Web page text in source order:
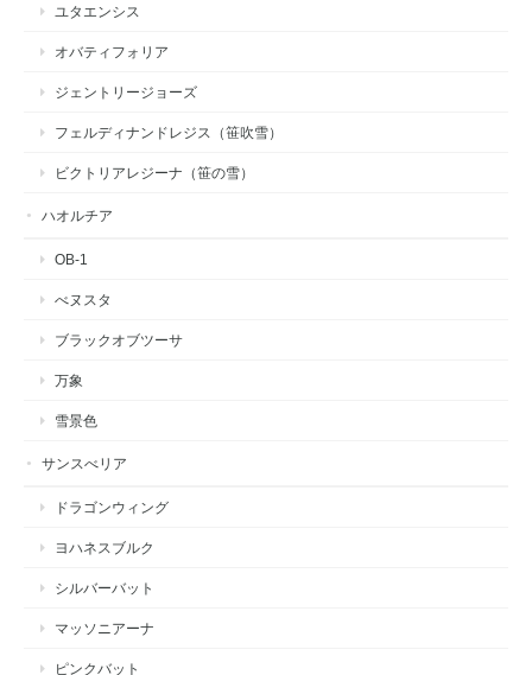
ユタエンシス
オバティフォリア
ジェントリージョーズ
フェルディナンドレジス（笹吹雪）
ビクトリアレジーナ（笹の雪）
ハオルチア
OB-1
べヌスタ
ブラックオブツーサ
万象
雪景色
サンスべリア
ドラゴンウィング
ヨハネスブルク
シルバーバット
マッソニアーナ
ピンクバット